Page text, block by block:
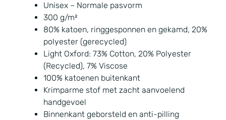
Unisex – Normale pasvorm
300 g/m²
80% katoen, ringgesponnen en gekamd, 20%
polyester (gerecycled)
Light Oxford: 73% Cotton, 20% Polyester
(Recycled), 7% Viscose
100% katoenen buitenkant
Krimparme stof met zacht aanvoelend
handgevoel
Binnenkant geborsteld en anti-pilling